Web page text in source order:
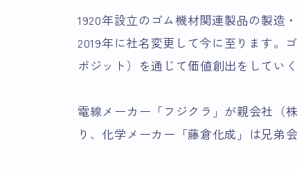
1920年設立のゴム機材関連製品の製造
2019年に社名変更して今に至ります。
ポジット）を通じて価値創出をしてい
電線メーカー「フジクラ」が親会社（
り、化学メーカー「藤倉化成」は兄弟